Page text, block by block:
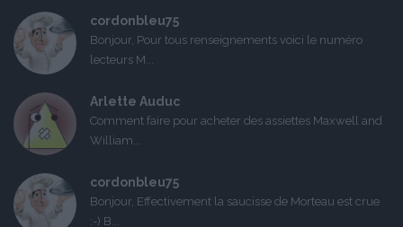
cordonbleu75
Bonjour, Pour tous renseignements voici le numéro
lecteurs M...
Arlette Auduc
Comment faire pour acheter des assiettes Maxwell and
William...
cordonbleu75
Bonjour, Effectivement la saucisse de Morteau est crue
:-) B...